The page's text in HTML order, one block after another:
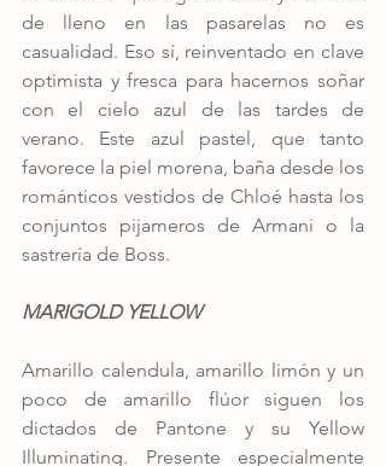
de lleno en las pasarelas no es
casualidad. Eso sí, reinventado en clave
optimista y fresca para hacernos soñar
con el cielo azul de las tardes de
verano. Este azul pastel, que tanto
favorece la piel morena, baña desde los
románticos vestidos de Chloé hasta los
conjuntos pijameros de Armani o la
sastrería de Boss.
MARIGOLD YELLOW
Amarillo calendula, amarillo limón y un
poco de amarillo flúor siguen los
dictados de Pantone y su Yellow
Illuminating. Presente especialmente